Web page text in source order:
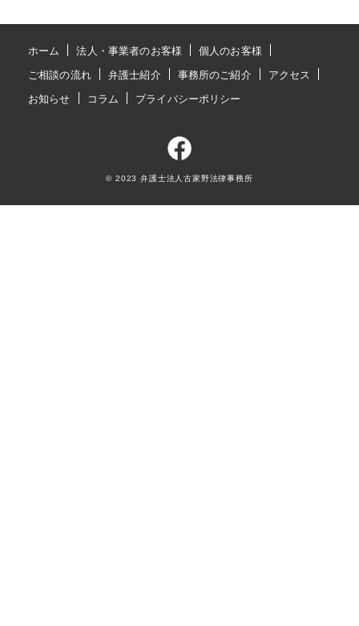
ホーム 法人・事業者のお客様
個人のお客様
ご相談の流れ
弁護士紹介 事務所のご紹介
アクセス
お知らせ
コラム プライバシーポリシー
© 2023 弁護士法人古家野法律事務所